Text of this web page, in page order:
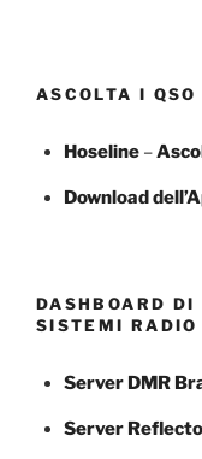
ASCOLTA I
Hoseline–
Download
DASHBOARD
SISTEMI RADIO
Server DMR
Server